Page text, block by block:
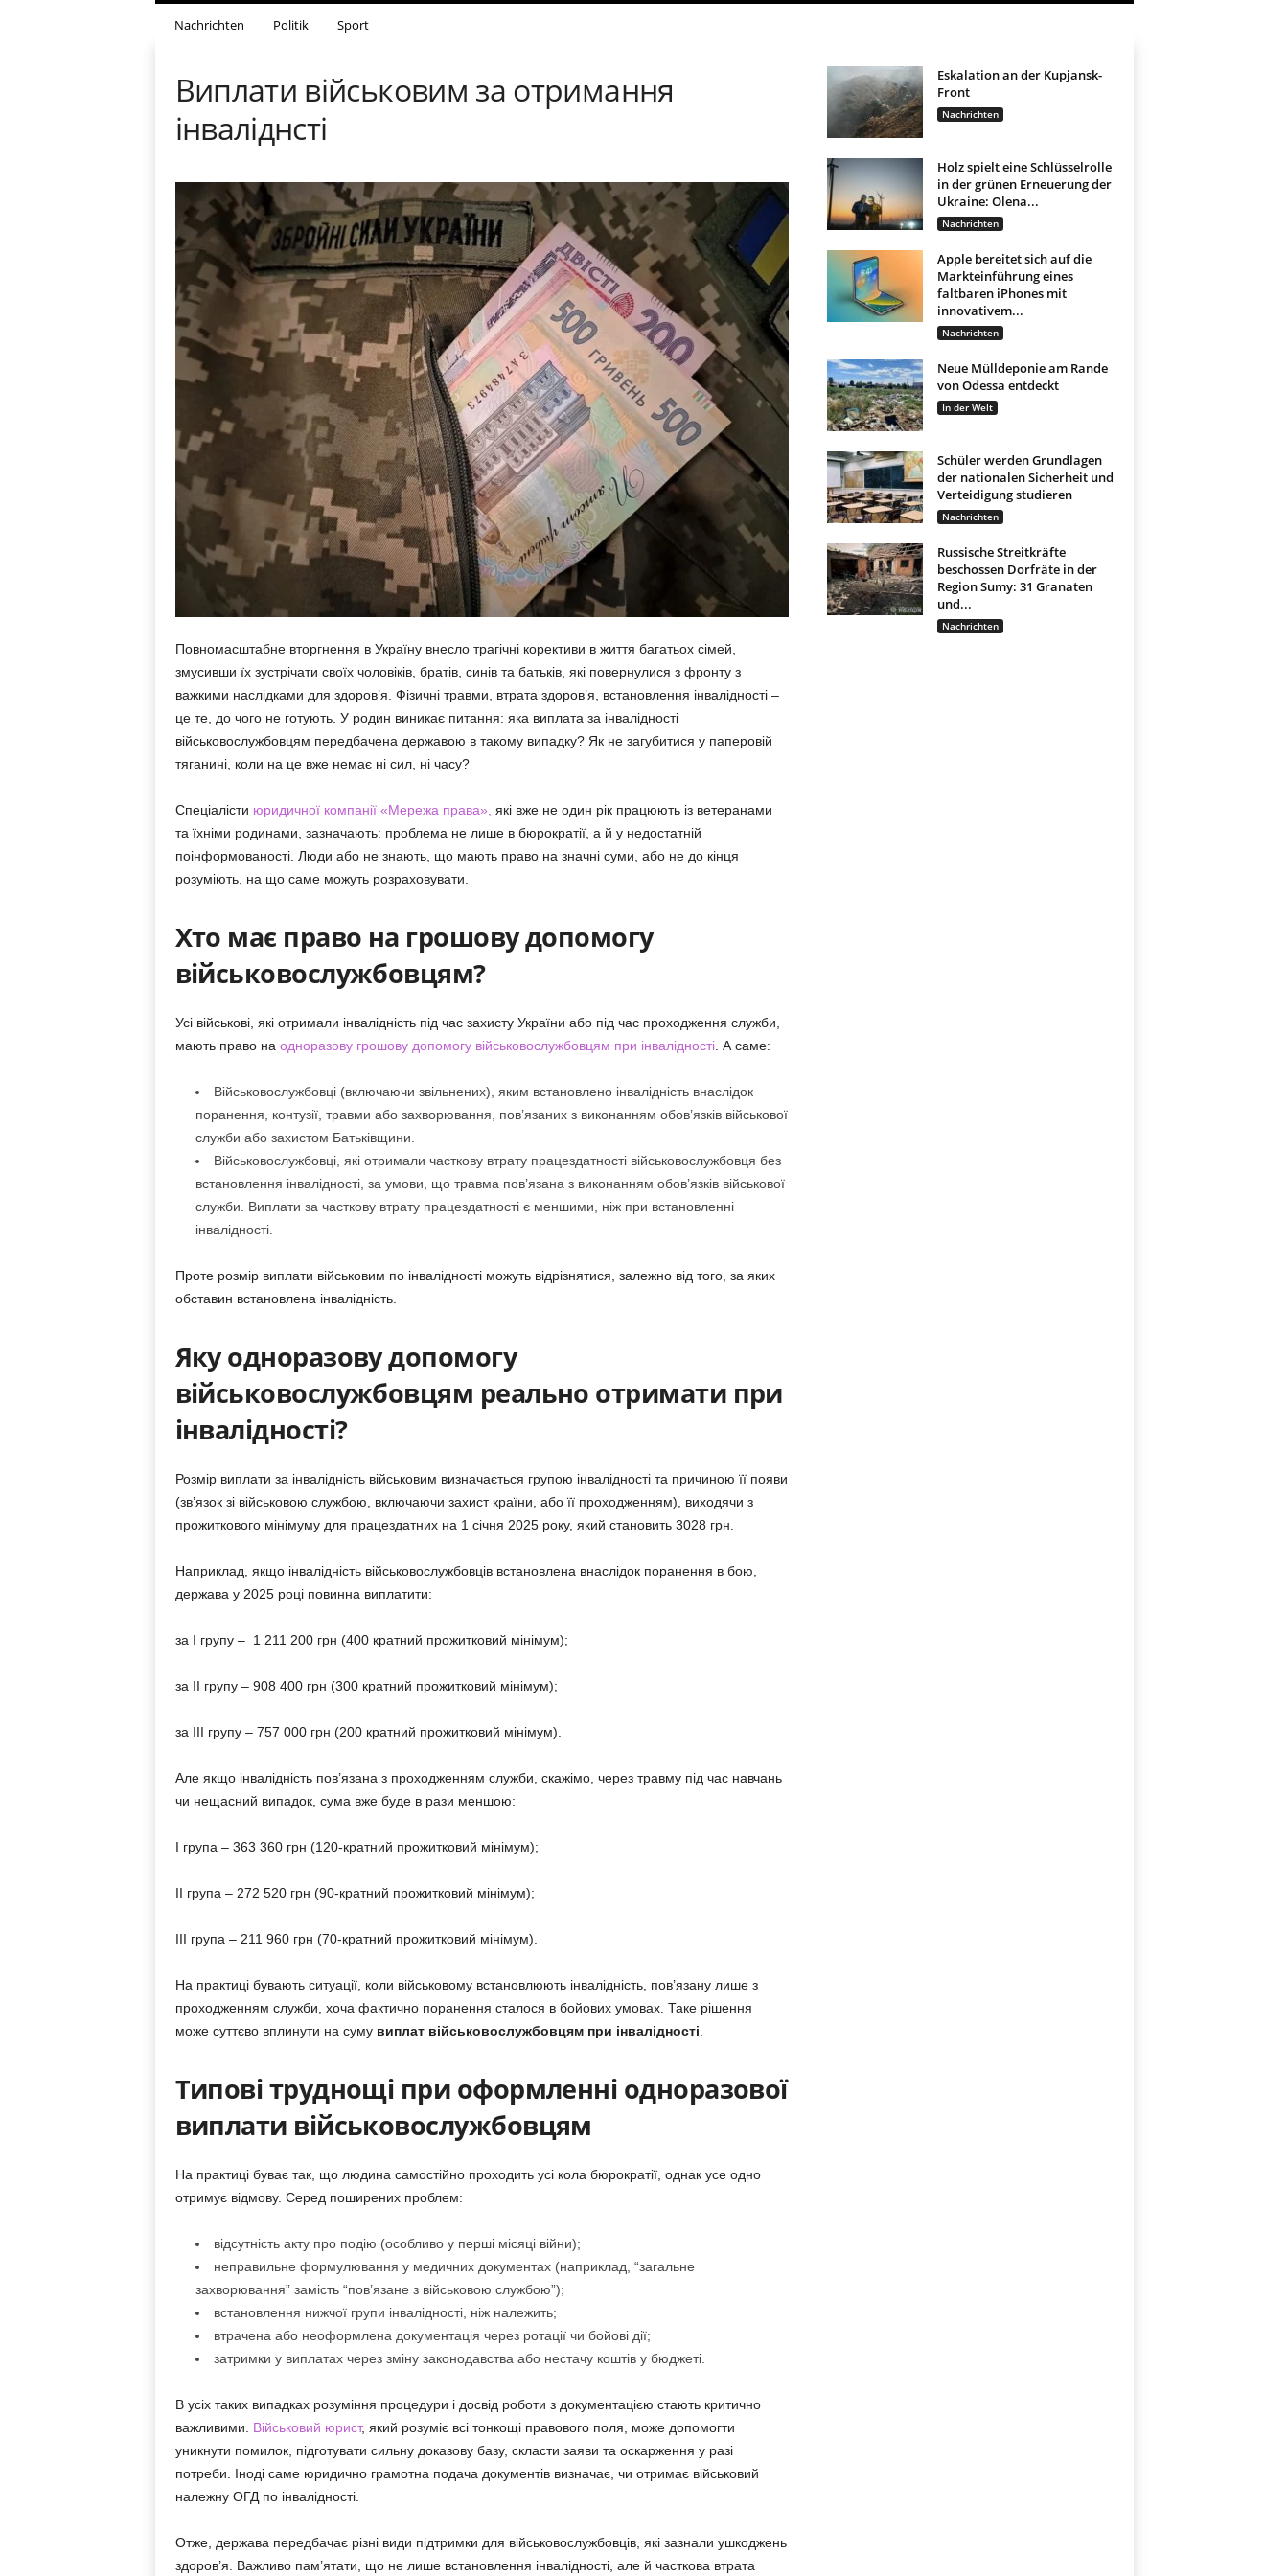
Nachrichten Politik Sport
Виплати військовим за отримання
інваліднсті
Повномасштабне вторгнення в Україну внесло трагічні корективи в життя багатьох сімей,
змусивши їх зустрічати своїх чоловіків, братів, синів та батьків, які повернулися з фронту з
важкими наслідками для здоров’я. Фізичні травми, втрата здоров’я, встановлення інвалідності –
це те, до чого не готують. У родин виникає питання: яка виплата за інвалідності
військовослужбовцям передбачена державою в такому випадку? Як не загубитися у паперовій
тяганині, коли на це вже немає ні сил, ні часу?
Спеціалісти юридичної компанії «Мережа права», які вже не один рік працюють із ветеранами
та їхніми родинами, зазначають: проблема не лише в бюрократії, а й у недостатній
поінформованості. Люди або не знають, що мають право на значні суми, або не до кінця
розуміють, на що саме можуть розраховувати.
Хто має право на грошову допомогу
військовослужбовцям?
Усі військові, які отримали інвалідність під час захисту України або під час проходження служби,
мають право на одноразову грошову допомогу військовослужбовцям при інвалідності. А саме:
Військовослужбовці (включаючи звільнених), яким встановлено інвалідність внаслідок
поранення, контузії, травми або захворювання, пов’язаних з виконанням обов’язків військової
служби або захистом Батьківщини.
Військовослужбовці, які отримали часткову втрату працездатності військовослужбовця без
встановлення інвалідності, за умови, що травма пов’язана з виконанням обов’язків військової
служби. Виплати за часткову втрату працездатності є меншими, ніж при встановленні
інвалідності.
Проте розмір виплати військовим по інвалідності можуть відрізнятися, залежно від того, за яких
обставин встановлена інвалідність.
Яку одноразову допомогу
військовослужбовцям реально отримати при
інвалідності?
Розмір виплати за інвалідність військовим визначається групою інвалідності та причиною її появи
(зв’язок зі військовою службою, включаючи захист країни, або її проходженням), виходячи з
прожиткового мінімуму для працездатних на 1 січня 2025 року, який становить 3028 грн.
Наприклад, якщо інвалідність військовослужбовців встановлена внаслідок поранення в бою,
держава у 2025 році повинна виплатити:
за І групу – 1 211 200 грн (400 кратний прожитковий мінімум);
за ІІ групу – 908 400 грн (300 кратний прожитковий мінімум);
за ІІІ групу – 757 000 грн (200 кратний прожитковий мінімум).
Але якщо інвалідність пов’язана з проходженням служби, скажімо, через травму під час навчань
чи нещасний випадок, сума вже буде в рази меншою:
І група – 363 360 грн (120-кратний прожитковий мінімум);
ІІ група – 272 520 грн (90-кратний прожитковий мінімум);
ІІІ група – 211 960 грн (70-кратний прожитковий мінімум).
На практиці бувають ситуації, коли військовому встановлюють інвалідність, пов’язану лише з
проходженням служби, хоча фактично поранення сталося в бойових умовах. Таке рішення
може суттєво вплинути на суму виплат військовослужбовцям при інвалідності
Типові труднощі при оформленні одноразової
виплати військовослужбовцям
На практиці буває так, що людина самостійно проходить усі кола бюрократії, однак усе одно
отримує відмову. Серед поширених проблем:
відсутність акту про подію (особливо у перші місяці війни);
неправильне формулювання у медичних документах (наприклад, “загальне
захворювання” замість “пов’язане з військовою службою”);
встановлення нижчої групи інвалідності, ніж належить;
втрачена або неоформлена документація через ротації чи бойові дії;
затримки у виплатах через зміну законодавства або нестачу коштів у бюджеті.
В усіх таких випадках розуміння процедури і досвід роботи з документацією стають критично
важливими. Військовий юрист, який розуміє всі тонкощі правового поля, може допомогти
уникнути помилок, підготувати сильну доказову базу, скласти заяви та оскарження у разі
потреби. Іноді саме юридично грамотна подача документів визначає, чи отримає військовий
належну ОГД по інвалідності.
Отже, держава передбачає різні види підтримки для військовослужбовців, які зазнали ушкоджень
здоров’я. Важливо пам’ятати, що не лише встановлення інвалідності, але й часткова втрата
Eskalation an der Kupjansk-
Front
Nachrichten
Holz spielt eine Schlüsselrolle
in der grünen Erneuerung der
Ukraine: Olena...
Nachrichten
Apple bereitet sich auf die
Markteinführung eines
faltbaren iPhones mit
innovativem...
Nachrichten
Neue Mülldeponie am Rande
von Odessa entdeckt
In der Welt
Schüler werden Grundlagen
der nationalen Sicherheit und
Verteidigung studieren
Nachrichten
Russische Streitkräfte
beschossen Dorfräte in der
Region Sumy: 31 Granaten
und...
Nachrichten